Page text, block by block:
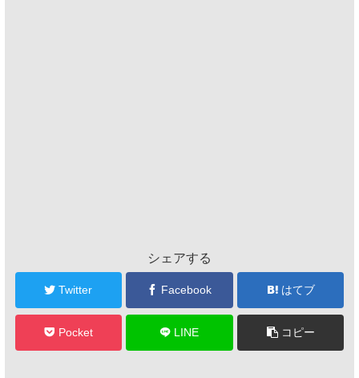
シェアする
Twitter Facebook はてブ
Pocket LINE コピー